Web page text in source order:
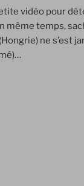
vidéo pour
même temps,
ne s’est